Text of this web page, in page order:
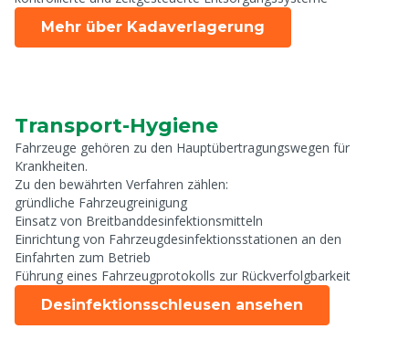
Mehr über Kadaverlagerung
Transport-Hygiene
Fahrzeuge gehören zu den Hauptübertragungswegen für
Krankheiten.
Zu den bewährten Verfahren zählen:
gründliche Fahrzeugreinigung
Einsatz von Breitbanddesinfektionsmitteln
Einrichtung von Fahrzeugdesinfektionsstationen an den
Einfahrten zum Betrieb
Führung eines Fahrzeugprotokolls zur Rückverfolgbarkeit
Desinfektionsschleusen ansehen